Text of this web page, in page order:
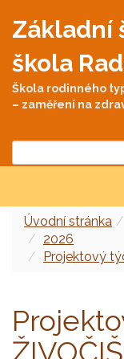
Základní
škola
Škola rodinného
– zaměření na
Úvodní stránka
2026
Projektový